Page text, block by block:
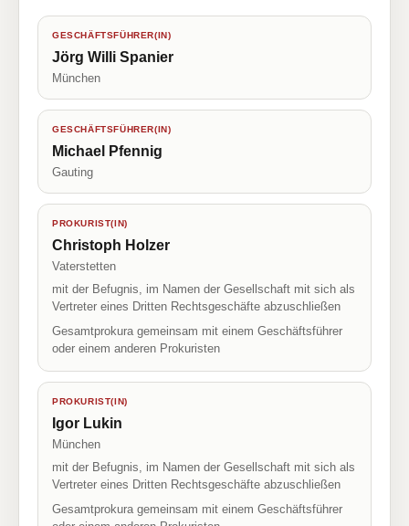
GESCHÄFTSFÜHRER(IN)
Jörg Willi Spanier
München
GESCHÄFTSFÜHRER(IN)
Michael Pfennig
Gauting
PROKURIST(IN)
Christoph Holzer
Vaterstetten
mit der Befugnis, im Namen der Gesellschaft mit sich als
Vertreter eines Dritten Rechtsgeschäfte abzuschließen
Gesamtprokura gemeinsam mit einem Geschäftsführer
oder einem anderen Prokuristen
PROKURIST(IN)
Igor Lukin
München
mit der Befugnis, im Namen der Gesellschaft mit sich als
Vertreter eines Dritten Rechtsgeschäfte abzuschließen
Gesamtprokura gemeinsam mit einem Geschäftsführer